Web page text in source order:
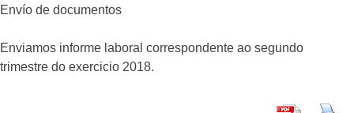
Envío de documentos
Enviamos informe laboral correspondente ao segundo
trimestre do exercicio 2018.